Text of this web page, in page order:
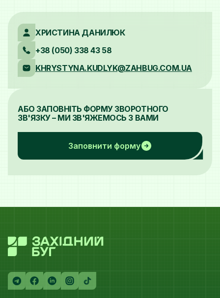
ХРИСТИНА ДАНИЛЮК
+38 (050) 338 43 58
KHRYSTYNA.KUDLYK@ZAHBUG.COM.UA
АБО ЗАПОВНІТЬ ФОРМУ ЗВОРОТНОГО
ЗВ'ЯЗКУ – МИ ЗВ'ЯЖЕМОСЬ З ВАМИ
Заповнити форму